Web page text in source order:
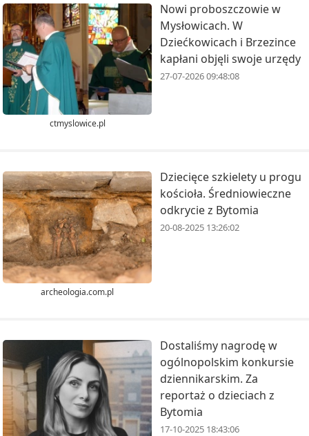
ctmyslowice.pl
Nowi proboszczowie w
Mysłowicach. W
Dziećkowicach i Brzezince
kapłani objęli swoje urzędy
27-07-2026 09:48:08
archeologia.com.pl
Dziecięce szkielety u progu
kościoła. Średniowieczne
odkrycie z Bytomia
20-08-2025 13:26:02
Dostaliśmy nagrodę w
ogólnopolskim konkursie
dziennikarskim. Za
reportaż o dzieciach z
Bytomia
17-10-2025 18:43:06